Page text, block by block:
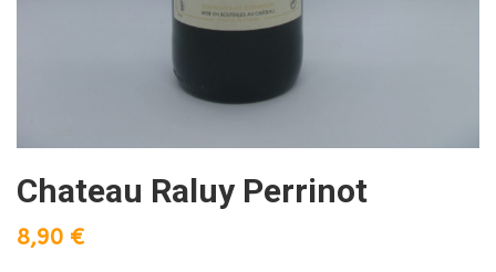
Chateau Raluy Perrinot
8,90 €